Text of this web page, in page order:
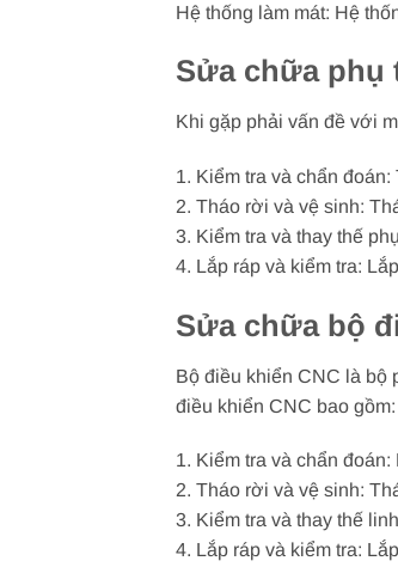
Hệ thống làm mát: Hệ
Sửa chữa phụ
Khi gặp phải vấn đề với
1. Kiểm tra và chẩn
2. Tháo rời và vệ sinh:
3. Kiểm tra và thay thế
4. Lắp ráp và kiểm tra:
Sửa chữa bộ
Bộ điều khiển CNC là bộ
điều khiển CNC bao gồm:
1. Kiểm tra và chẩn
2. Tháo rời và vệ sinh:
3. Kiểm tra và thay thế
4. Lắp ráp và kiểm tra: